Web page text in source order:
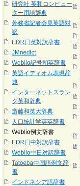
研究社 英和コンピュー
ター用語辞典
外務省記者会見英語対
訳
EDR日英対訳辞書
JMnedict
Weblio記号和英辞書
英語イディオム表現辞
典
インターネットスラン
グ英和辞典
斎藤和英大辞典
人口統計学英英辞書
Weblio例文辞書
EDR日中対訳辞書
Weblio中日対訳辞書
Tatoeba中国語例文辞
書
インドネシア語辞書